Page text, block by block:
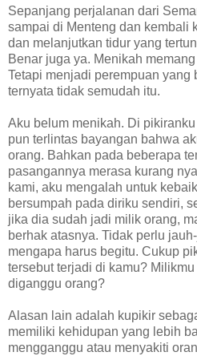
Sepanjang perjalanan dari
sampai di Menteng dan kembali
dan melanjutkan tidur yang
Benar juga ya. Menikah
Tetapi menjadi perempuan yang
ternyata tidak semudah itu.
Aku belum menikah. Di
pun terlintas bayangan bahwa
orang. Bahkan pada beberapa
pasangannya merasa kurang
kami, aku mengalah untuk
bersumpah pada diriku sendiri,
jika dia sudah jadi milik orang,
berhak atasnya. Tidak perlu
mengapa harus begitu. Cukup
tersebut terjadi di kamu?
diganggu orang?
Alasan lain adalah kupikir
memiliki kehidupan yang lebih
mengganggu atau menyakiti